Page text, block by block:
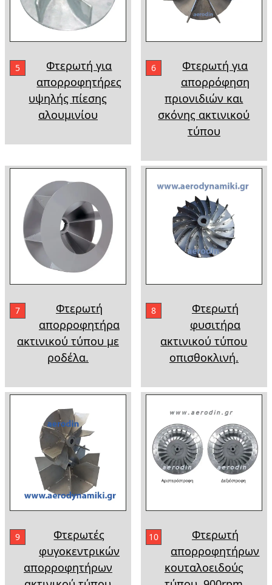
5
Φτερωτή για
απορροφητήρες
υψηλής πίεσης
αλουμινίου
6
Φτερωτή για
απορρόφηση
πριονιδιών και
σκόνης ακτινικού
τύπου
7
Φτερωτή
απορροφητήρα
ακτινικού τύπου με
ροδέλα.
8
Φτερωτή
φυσιτήρα
ακτινικού τύπου
οπισθοκλινή.
9
Φτερωτές
φυγοκεντρικών
απορροφητήρων
10
Φτερωτή
απορροφητήρων
κουταλοειδούς